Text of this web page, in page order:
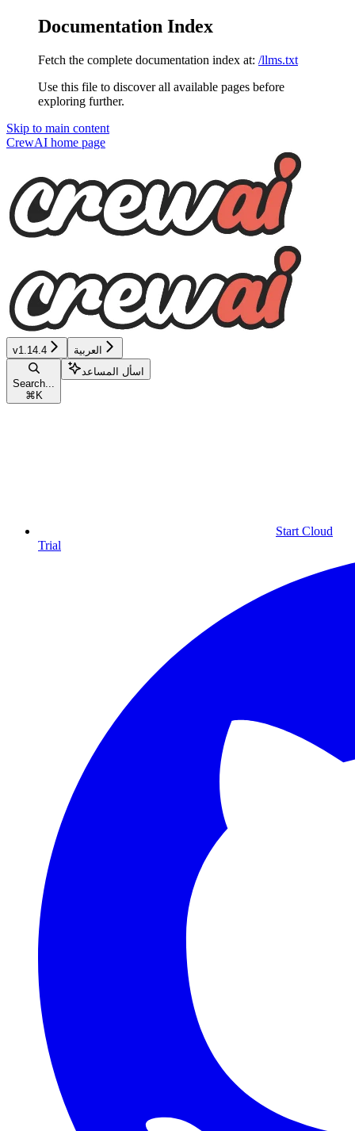
Documentation Index
Fetch the complete documentation index at: /llms.txt
Use this file to discover all available pages before
exploring further.
Skip to main content
CrewAI home page
v1.14.4 العربية
Search...
⌘ K
اسأل المساعد
Start Cloud
Trial